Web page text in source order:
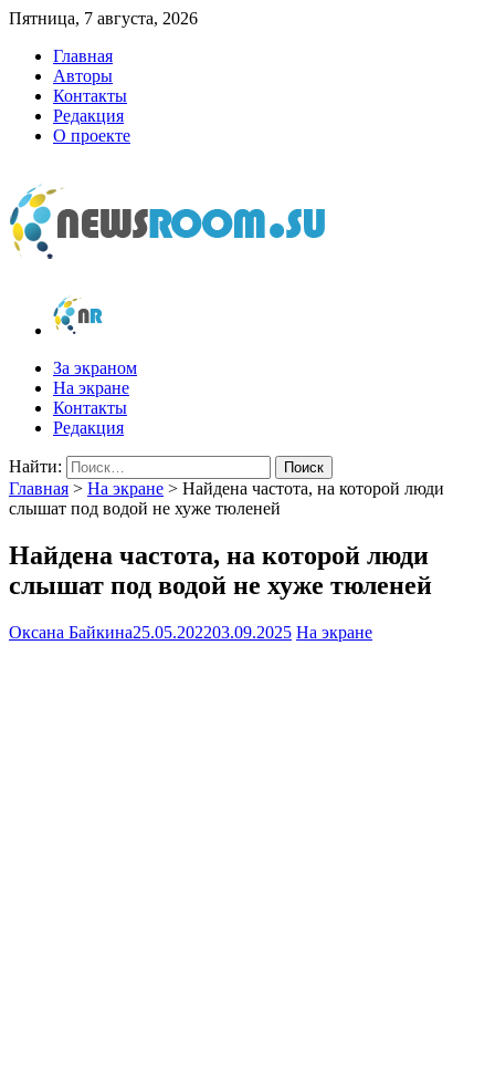
Пятница, 7 августа, 2026
Главная
Авторы
Контакты
Редакция
О проекте
newsroom.su
Новости о новостях
За экраном
На экране
Контакты
Редакция
Найти:
Главная > На экране > Найдена частота, на которой люди
слышат под водой не хуже тюленей
Найдена частота, на которой люди
слышат под водой не хуже тюленей
Оксана Байкина25.05.202203.09.2025 На экране